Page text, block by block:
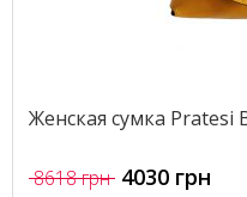
Женская сумка Pratesi
8618 грн 4030 грн